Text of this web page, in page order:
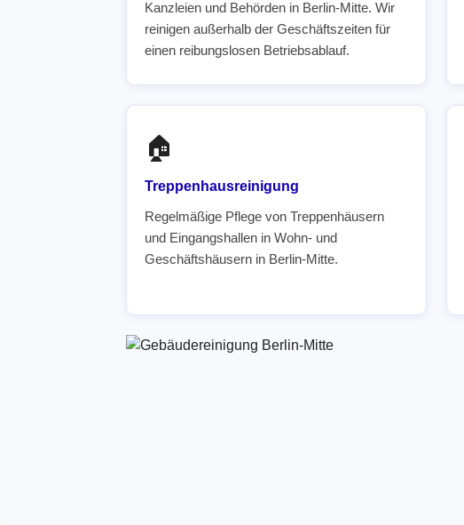
Kanzleien und Behörden in Berlin-Mitte. Wir
reinigen außerhalb der Geschäftszeiten für
einen reibungslosen Betriebsablauf.
🏠
Treppenhausreinigung
Regelmäßige Pflege von Treppenhäusern
und Eingangshallen in Wohn- und
Geschäftshäusern in Berlin-Mitte.